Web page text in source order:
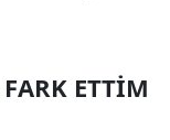
ETTİM